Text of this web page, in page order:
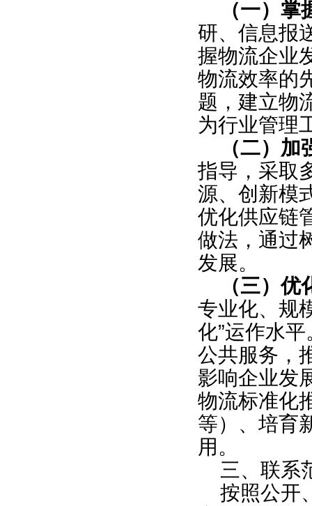
（一）
研、信息报
握物流企业
物流效率的
题，建立物
为行业管理
（二）
指导，采取
源、创新模
优化供应链
做法，通过
发展。
（三）
专业化、规
化”运作水
公共服务，
影响企业发
物流标准化
等）、培育
用。
三、联系
按照公开